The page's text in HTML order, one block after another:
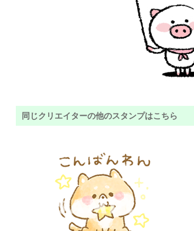
同じクリエイターの他のスタンプはこちら